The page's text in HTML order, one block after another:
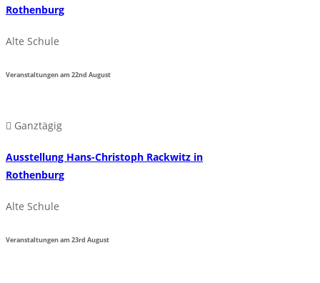
Rothenburg
Alte Schule
Veranstaltungen am22nd August
Ganztägig
Ausstellung Hans-Christoph Rackwitz in
Rothenburg
Alte Schule
Veranstaltungen am23rd August